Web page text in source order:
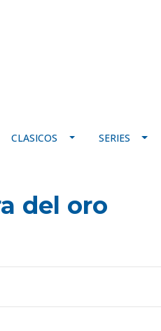
CLASICOS SERIES
del oro